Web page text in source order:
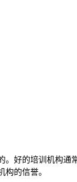
好的培训机构
的信誉。